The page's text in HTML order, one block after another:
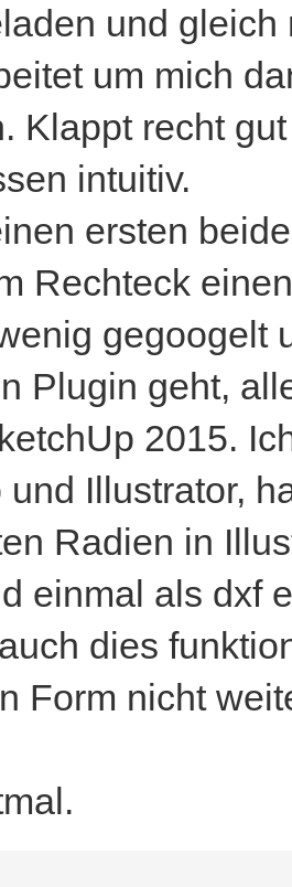
und
um mich
Klappt recht
intuitiv.
ersten
Rechteck
gegoogelt
Plugin geht,
2015.
und Illustrator,
Radien in
einmal als dxf
dies
Form nicht